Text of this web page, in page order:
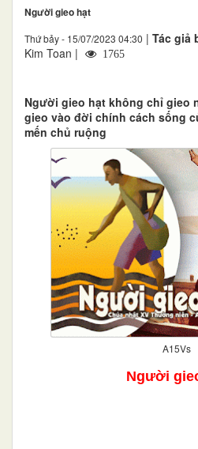
Người gieo hạt
Thứ bảy - 15/07/2023 04:30 | Tác giả
Kim Toan |
1765
Người gieo hạt không chỉ gieo
gieo vào đời chính cách sống
mến chủ ruộng
A15Vs
Người